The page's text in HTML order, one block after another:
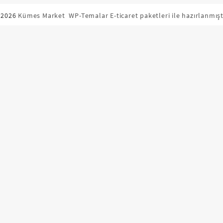
Kümes Market WP-Temalar E-ticaret paketleri ile